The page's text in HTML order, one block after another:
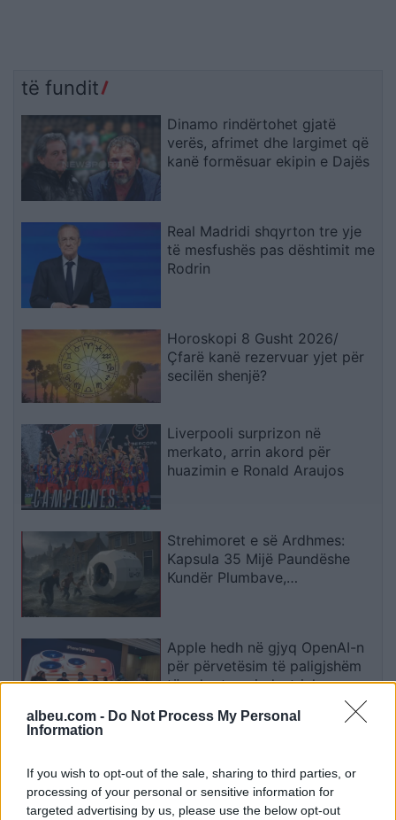
albeu.com - Do Not Process My Personal
Information
If you wish to opt-out of the sale, sharing to third parties, or
processing of your personal or sensitive information for
targeted advertising by us, please use the below opt-out
të fundit
Dinamo rindërtohet gjatë
verës, afrimet dhe largimet që
kanë formësuar ekipin e Dajës
Real Madridi shqyrton tre yje
të mesfushës pas dështimit me
Rodrin
Horoskopi 8 Gusht 2026/
Çfarë kanë rezervuar yjet për
secilën shenjë?
Liverpooli surprizon në
merkato, arrin akord për
huazimin e Ronald Araujos
Strehimoret e së Ardhmes:
Kapsula 35 Mijë Paundëshe
Kundër Plumbave,
Apple hedh në gjyq OpenAI-n
për përvetësim të paligjshëm
të sekreteve industriale
vendos rekord historik në
Google, kërkimet arrijnë nivele
të papara